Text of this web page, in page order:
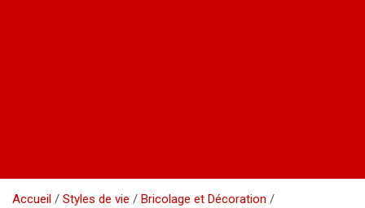
Accueil Styles de vie
Bricolage et Décoration